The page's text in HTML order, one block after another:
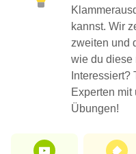
kannst. Wir
zweiten und
wie du diese
Experten
Übungen!